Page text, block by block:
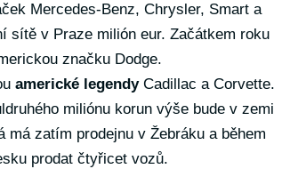
Mercedes-Benz, Chrysler, Smart a
sítě v Praze milión eur. Začátkem roku
značku Dodge.
americké legendyCadillac a Corvette.
miliónu korun výše bude v zemi
zatím prodejnu v Žebráku a během
prodat čtyřicet vozů.